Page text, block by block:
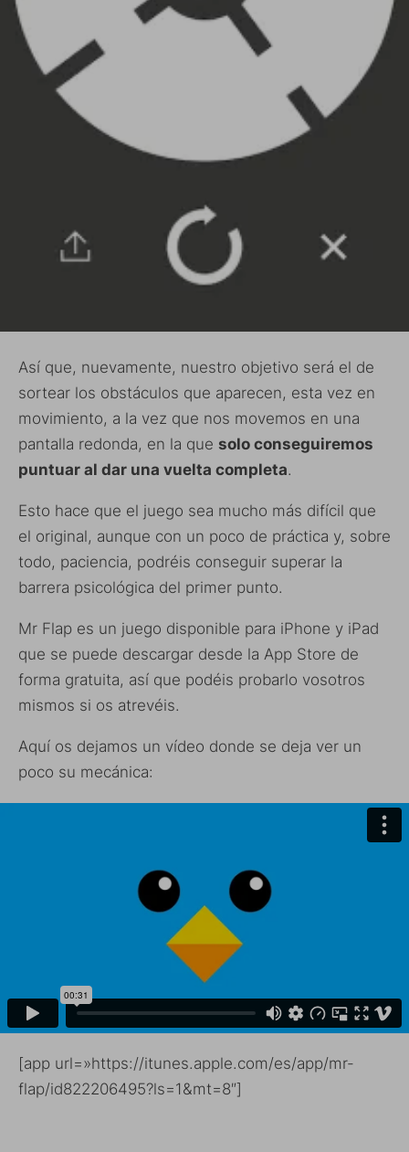
Así que, nuevamente, nuestro objetivo será el de
sortear los obstáculos que aparecen, esta vez en
movimiento, a la vez que nos movemos en una
pantalla redonda, en la que solo conseguiremos
puntuar al dar una vuelta completa.
Esto hace que el juego sea mucho más difícil que
el original, aunque con un poco de práctica y, sobre
todo, paciencia, podréis conseguir superar la
barrera psicológica del primer punto.
Mr Flap es un juego disponible para iPhone y iPad
que se puede descargar desde la App Store de
forma gratuita, así que podéis probarlo vosotros
mismos si os atrevéis.
Aquí os dejamos un vídeo donde se deja ver un
poco su mecánica:
[app url=»https://itunes.apple.com/es/app/mr-
flap/id822206495?ls=1&mt=8″]